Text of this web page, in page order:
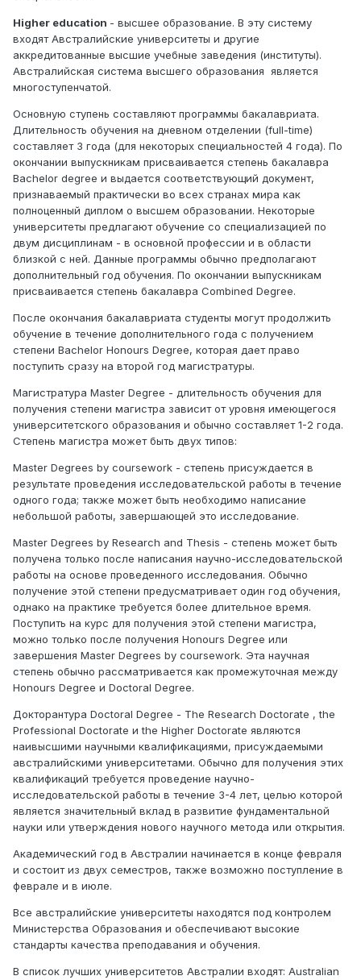
Higher education - высшее образование. В эту систему
входят Австралийские университеты и другие
аккредитованные высшие учебные заведения (институты).
Австралийская система высшего образования является
многоступенчатой.
Основную ступень составляют программы бакалавриата.
Длительность обучения на дневном отделении (full-time)
составляет 3 года (для некоторых специальностей 4 года). По
окончании выпускникам присваивается степень бакалавра
Bachelor degree и выдается соответствующий документ,
признаваемый практически во всех странах мира как
полноценный диплом о высшем образовании. Некоторые
университеты предлагают обучение со специализацией по
двум дисциплинам - в основной профессии и в области
близкой с ней. Данные программы обычно предполагают
дополнительный год обучения. По окончании выпускникам
присваивается степень бакалавра Combined Degree.
После окончания бакалавриата студенты могут продолжить
обучение в течение дополнительного года с получением
степени Bachelor Honours Degree, которая дает право
поступить сразу на второй год магистратуры.
Магистратура Master Degree - длительность обучения для
получения степени магистра зависит от уровня имеющегося
университетского образования и обычно составляет 1-2 года.
Степень магистра может быть двух типов:
Master Degrees by coursework - степень присуждается в
результате проведения исследовательской работы в течение
одного года; также может быть необходимо написание
небольшой работы, завершающей это исследование.
Master Degrees by Research and Thesis - степень может быть
получена только после написания научно-исследовательской
работы на основе проведенного исследования. Обычно
получение этой степени предусматривает один год обучения,
однако на практике требуется более длительное время.
Поступить на курс для получения этой степени магистра,
можно только после получения Honours Degree или
завершения Master Degrees by coursework. Эта научная
степень обычно рассматривается как промежуточная между
Honours Degree и Doctoral Degree.
Докторантура Doctoral Degree - The Research Doctorate , the
Professional Doctorate и the Higher Doctorate являются
наивысшими научными квалификациями, присуждаемыми
австралийскими университетами. Обычно для получения этих
квалификаций требуется проведение научно-
исследовательской работы в течение 3-4 лет, целью которой
является значительный вклад в развитие фундаментальной
науки или утверждения нового научного метода или открытия.
Академический год в Австралии начинается в конце февраля
и состоит из двух семестров, также возможно поступление в
феврале и в июле.
Все австралийские университеты находятся под контролем
Министерства Образования и обеспечивают высокие
стандарты качества преподавания и обучения.
В список лучших университетов Австралии входят: Australian